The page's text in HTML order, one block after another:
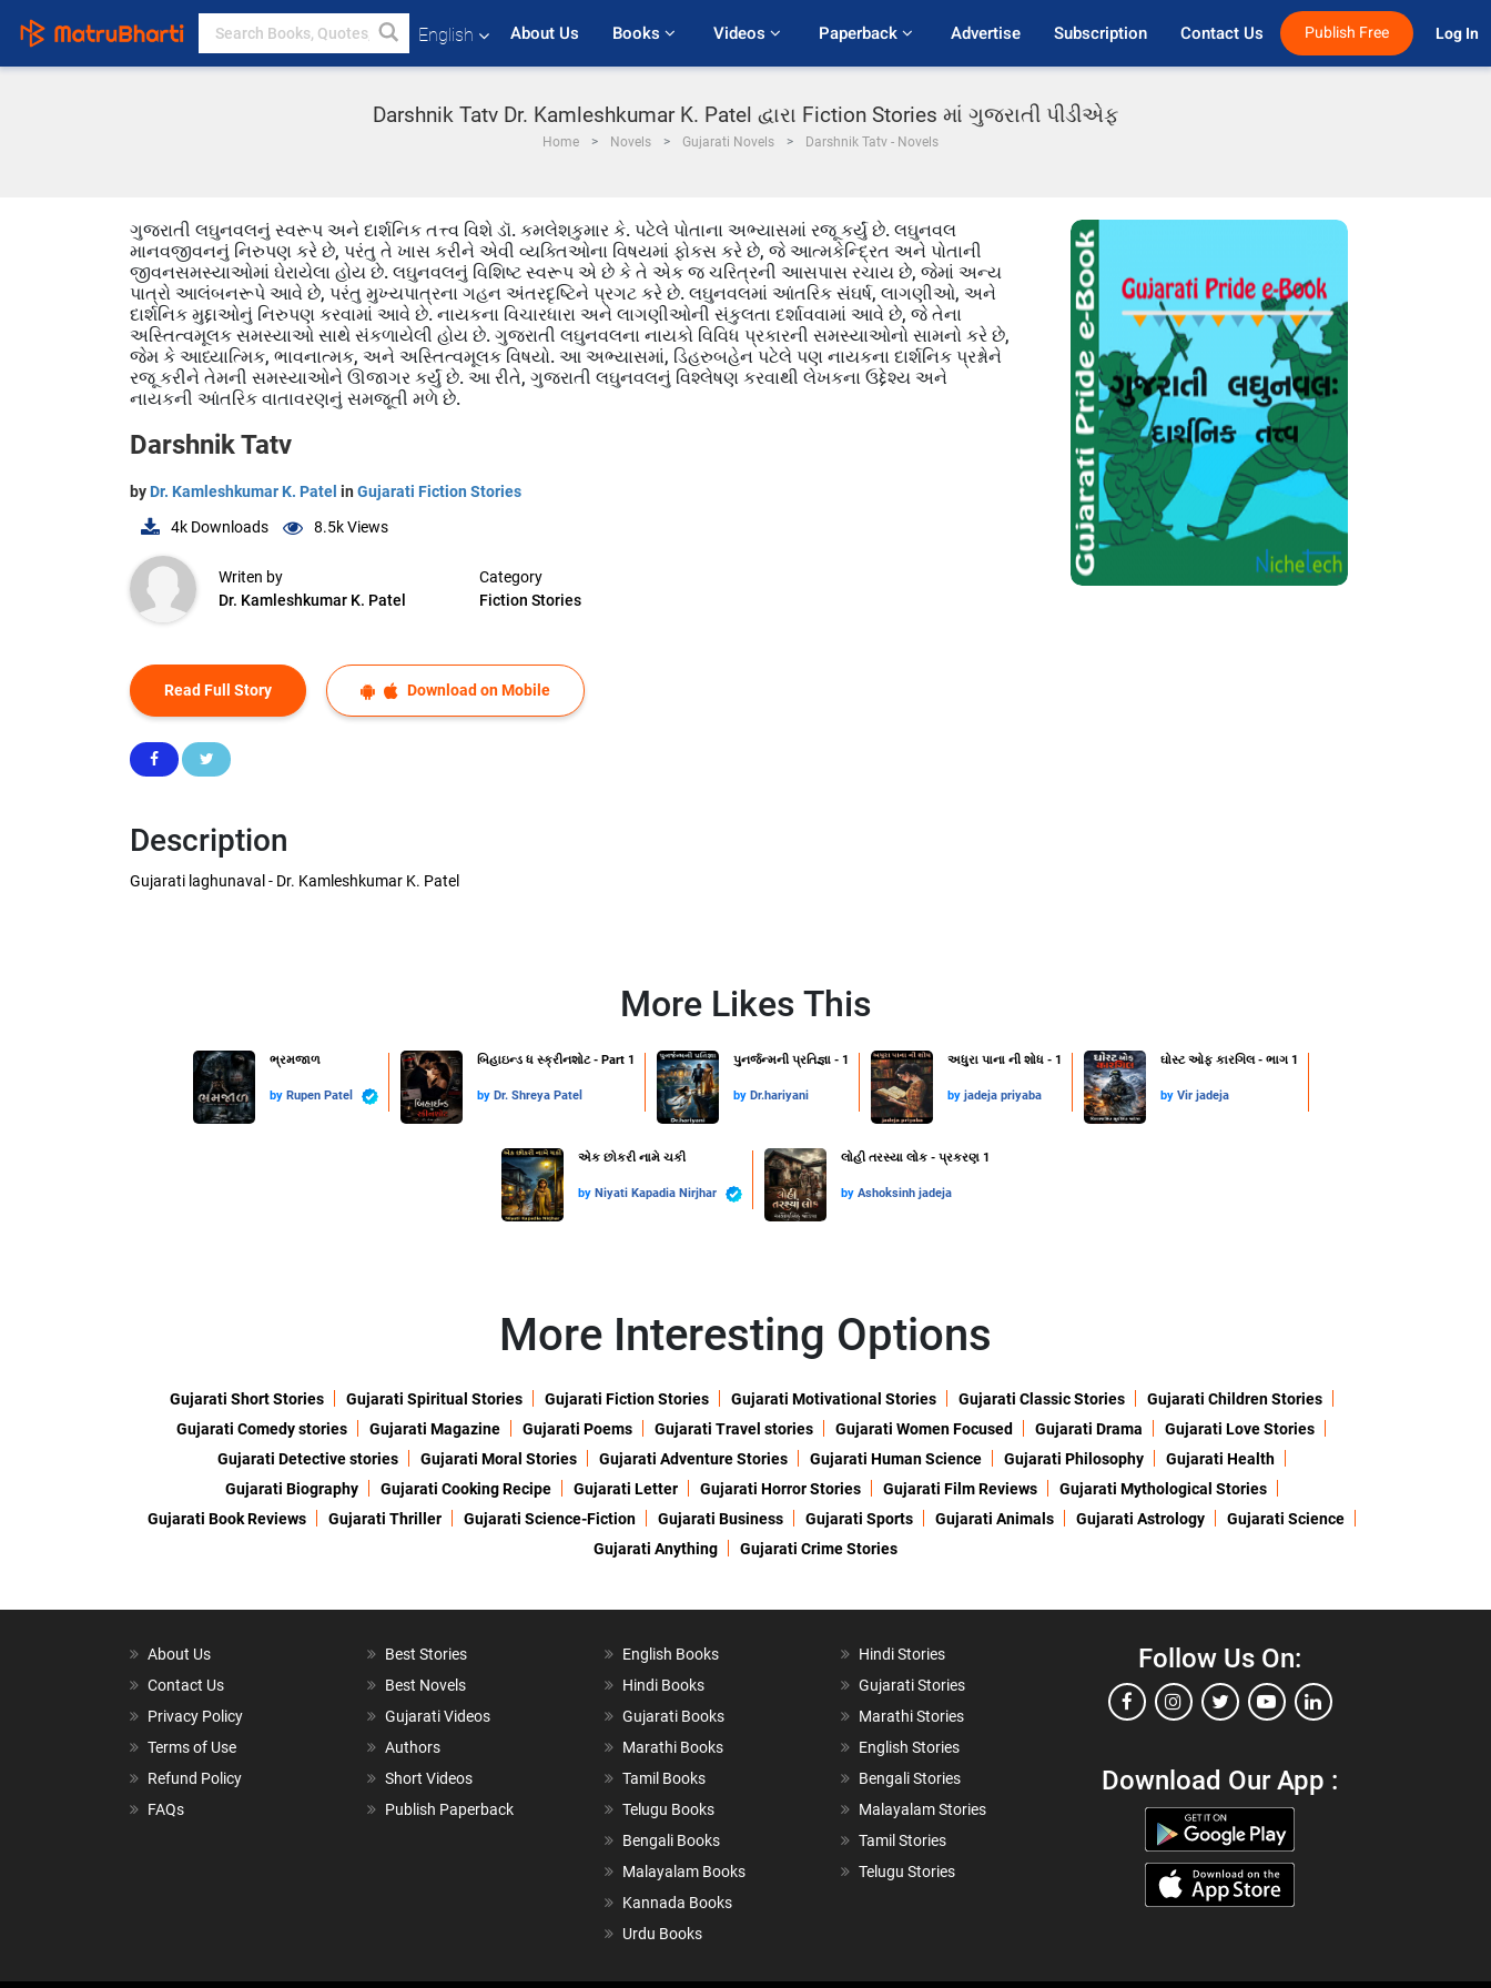
English About Us Books Videos Paperback Advertise Subscription Contact Us Publish Free Log In
Darshnik Tatv Dr. Kamleshkumar K. Patel દ્વારા Fiction Stories માં ગુજરાતી પીડીએફ
Home Novels Gujarati Novels Darshnik Tatv - Novels
ગુજરાતી લઘુનવલનું સ્વરૂપ અને દાર્શનિક તત્ત્વ વિશે ડૉ. કમલેશકુમાર કે. પટેલે પોતાના અભ્યાસમાં રજૂ કર્યું છે. લઘુનવલ
માનવજીવનનું નિરુપણ કરે છે, પરંતુ તે ખાસ કરીને એવી વ્યક્તિઓના વિષયમાં ફોકસ કરે છે, જે આત્મકેન્દ્રિત અને પોતાની
જીવનસમસ્યાઓમાં ઘેરાયેલા હોય છે. લઘુનવલનું વિશિષ્ટ સ્વરૂપ એ છે કે તે એક જ ચરિત્રની આસપાસ રચાય છે, જેમાં અન્ય
પાત્રો આલંબનરૂપે આવે છે, પરંતુ મુખ્યપાત્રના ગહન અંતરદૃષ્ટિને પ્રગટ કરે છે. લઘુનવલમાં આંતરિક સંઘર્ષ, લાગણીઓ, અને
દાર્શનિક મુદ્દાઓનું નિરુપણ કરવામાં આવે છે. નાયકના વિચારધારા અને લાગણીઓની સંકુલતા દર્શાવવામાં આવે છે, જે તેના
અસ્તિત્વમૂલક સમસ્યાઓ સાથે સંકળાયેલી હોય છે. ગુજરાતી લઘુનવલના નાયકો વિવિધ પ્રકારની સમસ્યાઓનો સામનો કરે છે,
જેમ કે આધ્યાત્મિક, ભાવનાત્મક, અને અસ્તિત્વમૂલક વિષયો. આ અભ્યાસમાં, ડિહરુબહેન પટેલે પણ નાયકના દાર્શનિક પ્રશ્નોને
રજૂ કરીને તેમની સમસ્યાઓને ઊજાગર કર્યું છે. આ રીતે, ગુજરાતી લઘુનવલનું વિશ્લેષણ કરવાથી લેખકના ઉદ્દેશ્ય અને
નાયકની આંતરિક વાતાવરણનું સમજૂતી મળે છે.
Darshnik Tatv
by Dr. Kamleshkumar K. Patel in Gujarati Fiction Stories
4k Downloads 8.5kViews
Writen by
Dr. Kamleshkumar K. Patel
Category
Fiction Stories
Read Full Story Download on Mobile
Description
Gujarati laghunaval - Dr. Kamleshkumar K. Patel
More Likes This
ભ્રમજાળ
by Rupen Patel
બિહાઇન્ડ ધ સ્ક્રીનશોટ - Part 1
by Dr. Shreya Patel
પુનર્જન્મની પ્રતિજ્ઞા - 1
by Dr.hariyani
અધુરા પાના ની શોધ - 1
by jadeja priyaba
ઘોસ્ટ ઓફ કારગિલ - ભાગ 1
by Vir jadeja
એક છોકરી નામે ચકી
by Niyati Kapadia Nirjhar
લોહી તરસ્યા લોક - પ્રકરણ 1
by Ashoksinh jadeja
More Interesting Options
Gujarati Short Stories Gujarati Spiritual Stories Gujarati Fiction Stories Gujarati Motivational Stories Gujarati Classic Stories
Gujarati Children Stories
Gujarati Comedy stories
Gujarati Magazine Gujarati Poems Gujarati Travel stories Gujarati Women Focused Gujarati Drama
Gujarati Love Stories
Gujarati Detective stories
Gujarati Moral Stories Gujarati Adventure Stories Gujarati Human Science Gujarati Philosophy
Gujarati Health
Gujarati Biography
Gujarati Cooking Recipe Gujarati Letter Gujarati Horror Stories Gujarati Film Reviews
Gujarati Mythological Stories
Gujarati Book Reviews
Gujarati Thriller Gujarati Science-Fiction Gujarati Business Gujarati Sports Gujarati Animals Gujarati Astrology
Gujarati Science
Gujarati Anything
Gujarati Crime Stories
About Us
Contact Us
Privacy Policy
Terms of Use
Refund Policy
FAQs
Best Stories
Best Novels
Gujarati Videos
Authors
Short Videos
Publish Paperback
English Books
Hindi Books
Gujarati Books
Marathi Books
Tamil Books
Telugu Books
Bengali Books
Malayalam Books
Kannada Books
Urdu Books
Hindi Stories
Gujarati Stories
Marathi Stories
English Stories
Bengali Stories
Malayalam Stories
Tamil Stories
Telugu Stories
Follow Us On:
Download Our App :